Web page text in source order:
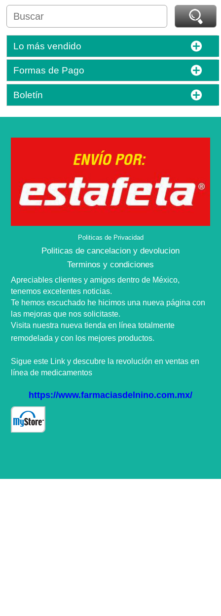
Lo más vendido
Formas de Pago
Boletín
Politicas de Privacidad
Politicas de cancelacion y devolucion
Terminos y condiciones
Apreciables clientes y amigos dentro de México,
tenemos excelentes noticias.
Te hemos escuchado he hicimos una nueva página con
las mejoras que nossolicitaste.
Visita nuestra nueva tienda en línea totalmente
remodelada y con los mejores productos.
Sigue este Link y descubre la revolución en ventas en
línea de medicamentos
https://www.farmaciasdelnino.com.mx/